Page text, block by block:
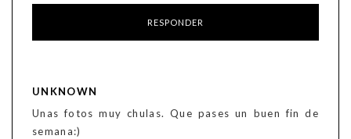
RESPONDER
UNKNOWN
Unas fotos muy chulas. Que pases un buen fin de
semana:)